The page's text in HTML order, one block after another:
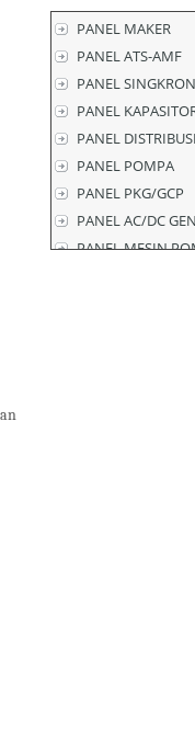
PANEL MAKER
PANEL ATS-AMF
PANEL
PANEL
PANEL
PANEL POMPA
PANEL PKG/GCP
PANEL AC/DC
PANEL MESIN